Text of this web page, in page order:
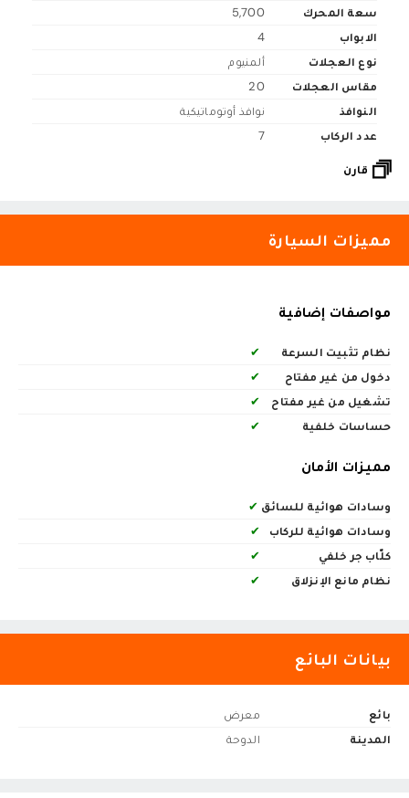
سعة المحرك
5,700
الابواب
4
نوع العجلات
ألمنيوم
مقاس العجلات
20
النوافذ
نوافذ أوتوماتيكية
عدد الركاب
7
قارن
مميزات السيارة
مواصفات إضافية
نظام تثبيت السرعة
✔
دخول من غير مفتاح
✔
تشغيل من غير مفتاح
✔
حساسات خلفية
✔
مميزات الأمان
وسادات هوائية للسائق ✔
وسادات هوائية للركاب
✔
كلّاب جر خلفي
✔
نظام مانع الإنزلاق
✔
بيانات البائع
بائع
معرض
المدينة
الدوحة